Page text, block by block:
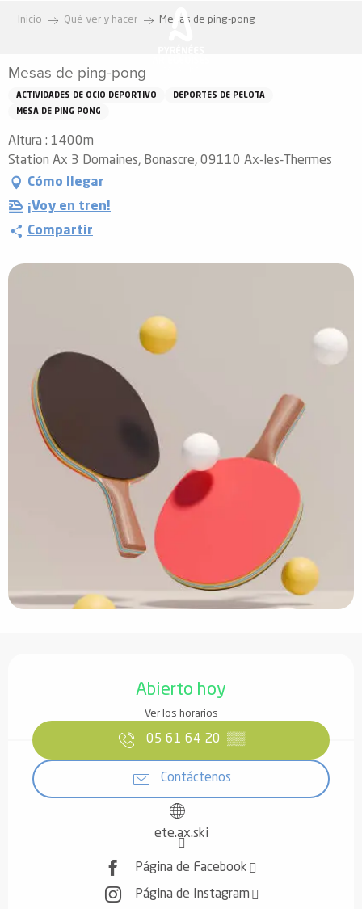
principal
Inicio Qué ver y hacer Mesas de ping-pong
Mesas de ping-pong
ACTIVIDADES DE OCIO DEPORTIVO
DEPORTES DE PELOTA
MESA DE PING PONG
Altura : 1400m
Station Ax 3 Domaines, Bonascre, 09110 Ax-les-Thermes
Cómo llegar
¡Voy en tren!
Compartir
Abierto hoy
Ver los horarios
05 61 64 20 ▒▒
Contáctenos
ete.ax.ski
Página de Facebook
Página de Instagram